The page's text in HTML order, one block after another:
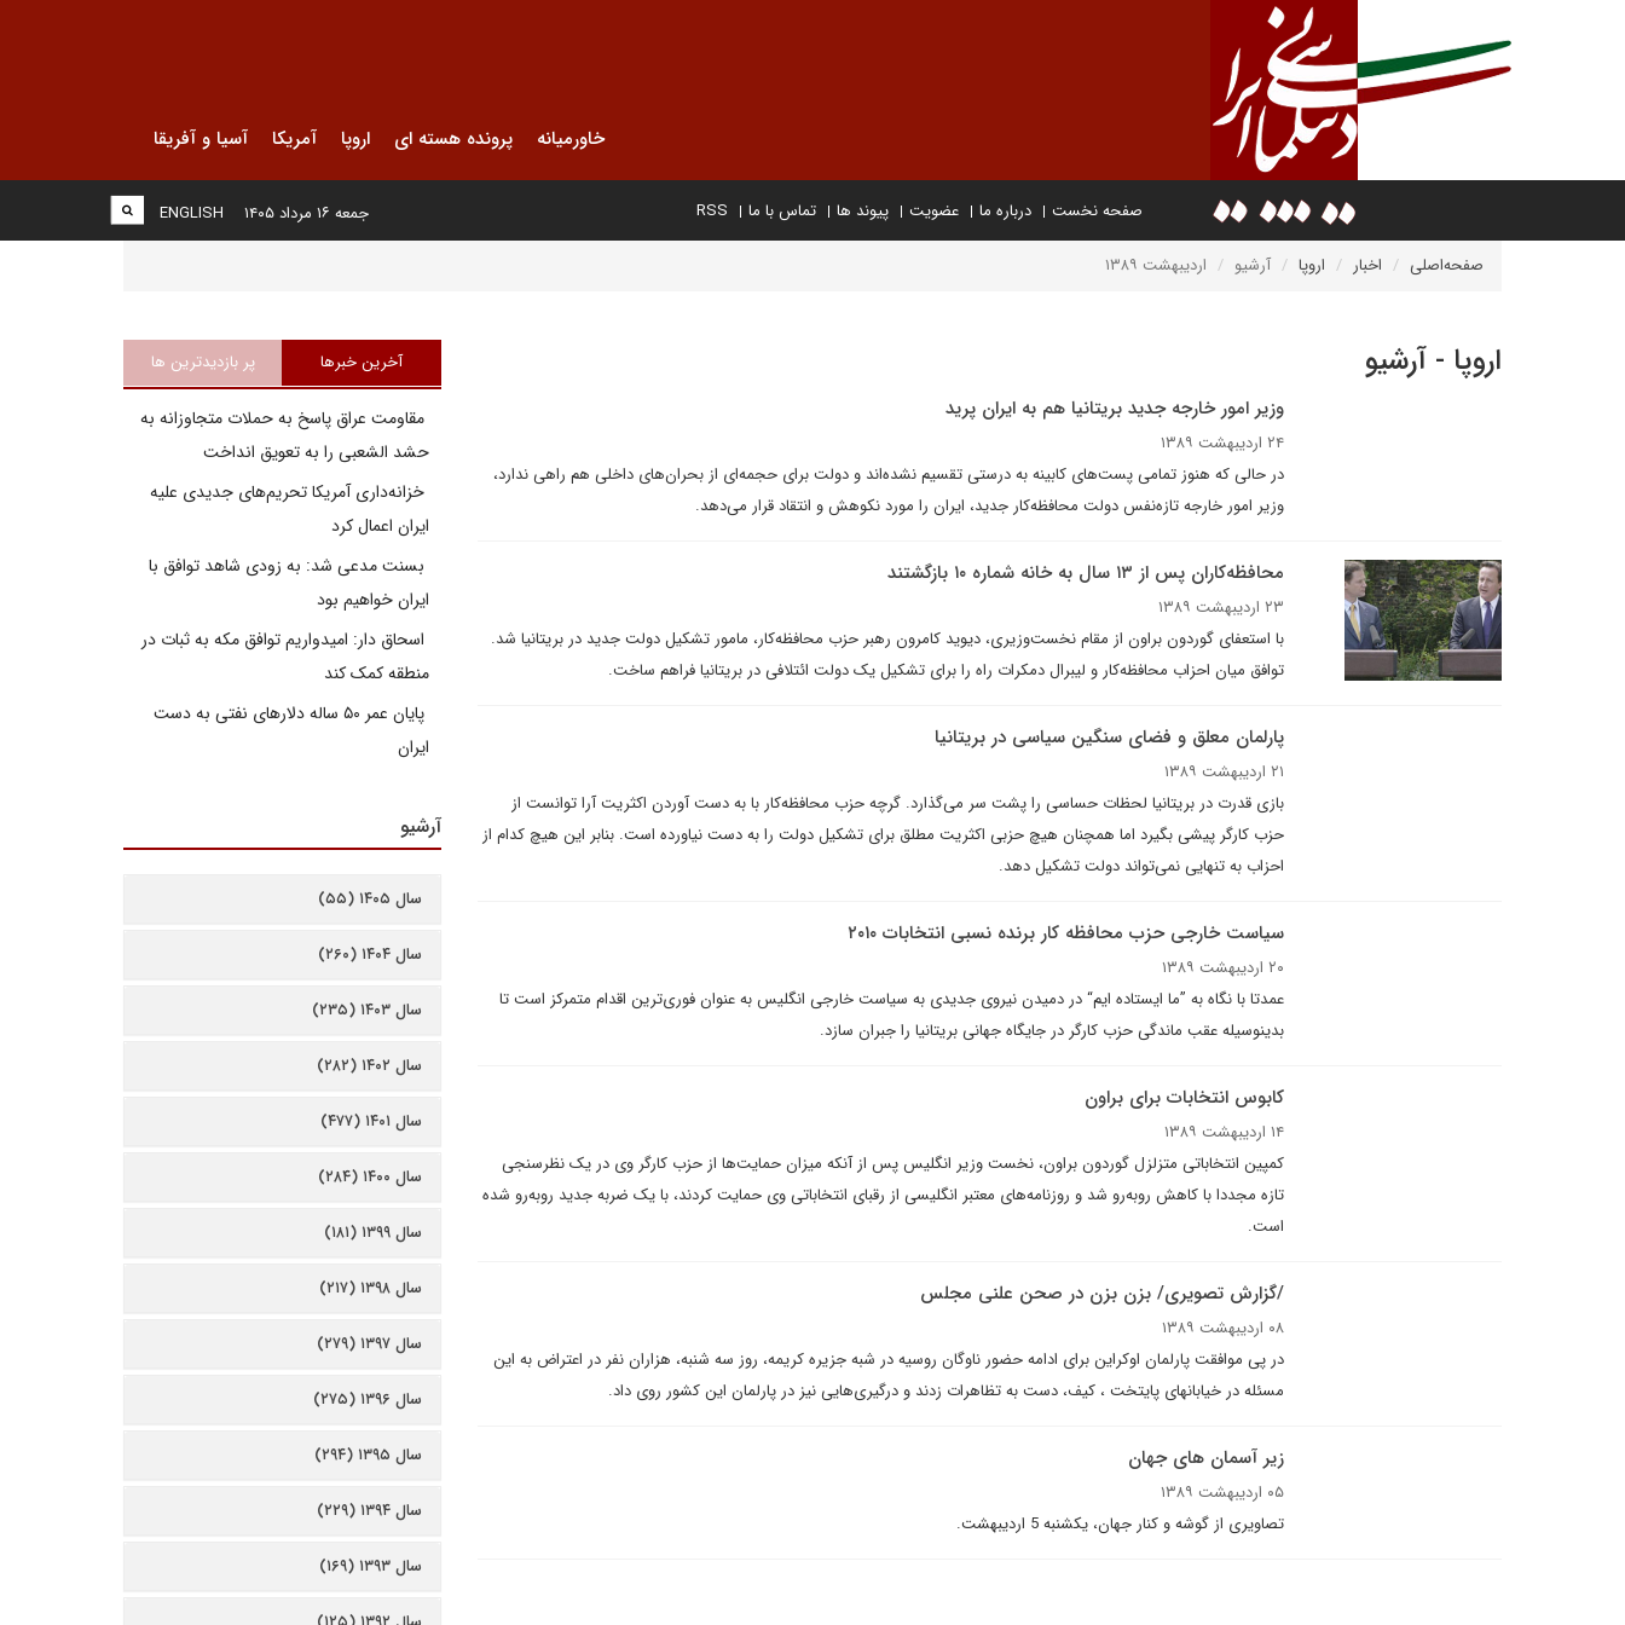
خاورمیانه پرونده هسته ای اروپا آمریکا آسیا و آفریقا
صفحه نخست درباره ما عضویت پیوند ها تماس با ما RSS
ENGLISH جمعه ۱۶ مرداد ۱۴۰۵
صفحه‌اصلی اخبار اروپا آرشیو اردیبهشت ۱۳۸۹
اروپا - آرشیو
وزير امور خارجه جديد بريتانيا هم به ايران پريد
۲۴ اردیبهشت ۱۳۸۹
در حالى که هنوز تمامى پست‌هاى کابينه به درستى تقسيم نشده‌اند و دولت براى حجمه‌اى از بحران‌هاى داخلى هم راهى ندارد،
وزير امور خارجه تازه‌نفس دولت محافظه‌کار جديد، ايران را مورد نکوهش و انتقاد قرار مى‌دهد.
محافظه‌کاران پس از ۱۳ سال به خانه شماره ۱۰ بازگشتند
۲۳ اردیبهشت ۱۳۸۹
با استعفای گوردون براون از مقام نخست‌وزیری، دیوید کامرون رهبر حزب محافظه‌کار، مامور تشکیل دولت جدید در بریتانیا شد.
توافق میان احزاب محافظه‌کار و لیبرال دمکرات راه را برای تشکیل یک دولت ائتلافی در بریتانیا فراهم ساخت.
پارلمان معلق و فضاى سنگين سياسى در بريتانيا
۲۱ اردیبهشت ۱۳۸۹
بازی قدرت در بریتانیا لحظات حساسی را پشت سر می‌گذارد. گرچه حزب محافظه‌کار با به دست آوردن اکثریت آرا توانست از
حزب ‌کارگر پیشی بگیرد اما همچنان هیچ حزبی اکثریت مطلق برای تشکیل دولت را به ‌دست نیاورده است. بنابر این هیچ کدام از
احزاب به تنهایی نمی‌تواند دولت تشکیل دهد.
سیاست خارجی حزب محافظه کار برنده نسبی انتخابات ۲۰۱۰
۲۰ اردیبهشت ۱۳۸۹
عمدتا با نگاه به ”ما ایستاده ایم“ در دمیدن نیروی جدیدی به سیاست خارجی انگلیس به عنوان فوری‌ترین اقدام متمرکز است تا
بدینوسیله عقب ماندگی حزب کارگر در جایگاه جهانی بریتانیا را جبران سازد.
کابوس انتخابات براى براون
۱۴ اردیبهشت ۱۳۸۹
کمپين انتخاباتى متزلزل گوردون براون، نخست وزير انگليس پس از آنکه ميزان حمايت‌ها از حزب کارگر وى در يک نظرسنجى
تازه مجددا با کاهش روبه‌رو شد و روزنامه‌هاى معتبر انگليسى از رقباى انتخاباتى وى حمايت کردند، با يک ضربه جديد روبه‌رو شده
است.
/گزارش تصویری/ بزن بزن در صحن علنی مجلس
۰۸ اردیبهشت ۱۳۸۹
در پی موافقت پارلمان اوکراین برای ادامه حضور ناوگان روسیه در شبه جزیره کریمه، روز سه شنبه، هزاران نفر در اعتراض به این
مسئله در خیابانهای پایتخت ، کیف، دست به تظاهرات زدند و درگیری‌هایی نیز در پارلمان این کشور روی داد.
زیر آسمان های جهان
۰۵ اردیبهشت ۱۳۸۹
تصاویری از گوشه و کنار جهان، یکشنبه 5 اردیبهشت.
آخرین خبرها پر بازدیدترین ها
مقاومت عراق پاسخ به حملات متجاوزانه به
حشد الشعبی را به تعویق انداخت
خزانه‌داری آمریکا تحریم‌های جدیدی علیه
ایران اعمال کرد
بسنت مدعی شد: به زودی شاهد توافق با
ایران خواهیم بود
اسحاق دار: امیدواریم توافق مکه به ثبات در
منطقه کمک کند
پایان عمر ۵۰ ساله دلارهای نفتی به دست
ایران
آرشیو
سال ۱۴۰۵ (۵۵)
سال ۱۴۰۴ (۲۶۰)
سال ۱۴۰۳ (۲۳۵)
سال ۱۴۰۲ (۲۸۲)
سال ۱۴۰۱ (۴۷۷)
سال ۱۴۰۰ (۲۸۴)
سال ۱۳۹۹ (۱۸۱)
سال ۱۳۹۸ (۲۱۷)
سال ۱۳۹۷ (۲۷۹)
سال ۱۳۹۶ (۲۷۵)
سال ۱۳۹۵ (۲۹۴)
سال ۱۳۹۴ (۲۲۹)
سال ۱۳۹۳ (۱۶۹)